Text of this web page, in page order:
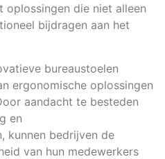
oplossingen die niet alleen
bijdragen aan het
bureaustoelen
ergonomische oplossingen
aandacht te besteden
en
kunnen bedrijven de
van hun medewerkers